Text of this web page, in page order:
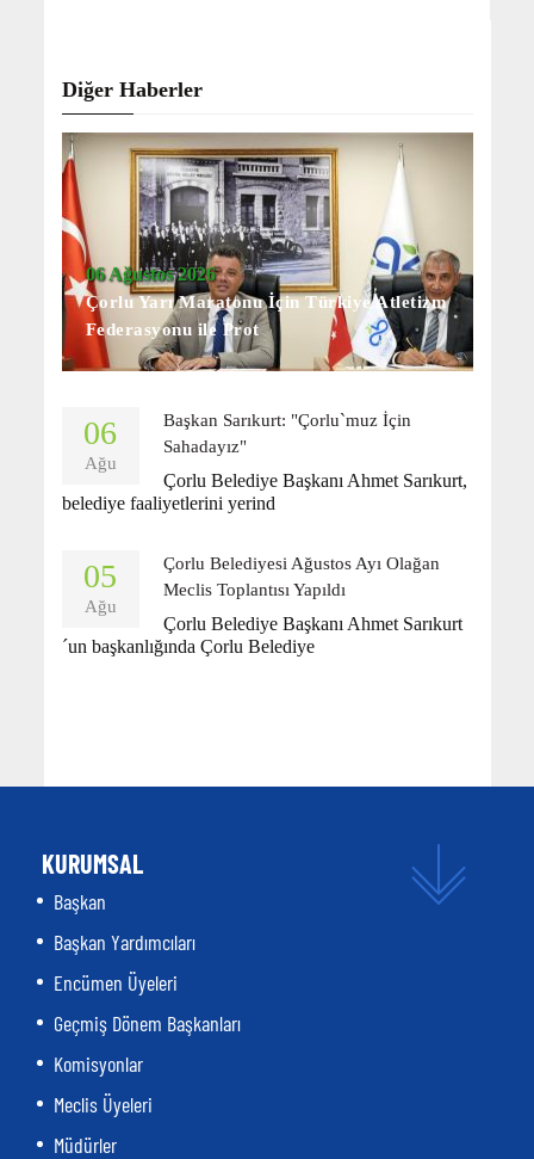
Diğer Haberler
06 Ağustos 2026
Çorlu Yarı Maratonu İçin Türkiye Atletizm
Federasyonu ile Prot
06
Ağu
Başkan Sarıkurt: "Çorlu`muz İçin
Sahadayız"
Çorlu Belediye Başkanı Ahmet Sarıkurt,
belediye faaliyetlerini yerind
05
Ağu
Çorlu Belediyesi Ağustos Ayı Olağan
Meclis Toplantısı Yapıldı
Çorlu Belediye Başkanı Ahmet Sarıkurt
´un başkanlığında Çorlu Belediye
KURUMSAL
Başkan
Başkan Yardımcıları
Encümen Üyeleri
Geçmiş Dönem Başkanları
Komisyonlar
Meclis Üyeleri
Müdürler